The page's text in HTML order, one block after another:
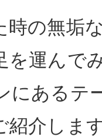
時の無垢
を運んで
にあるテ
紹介しま